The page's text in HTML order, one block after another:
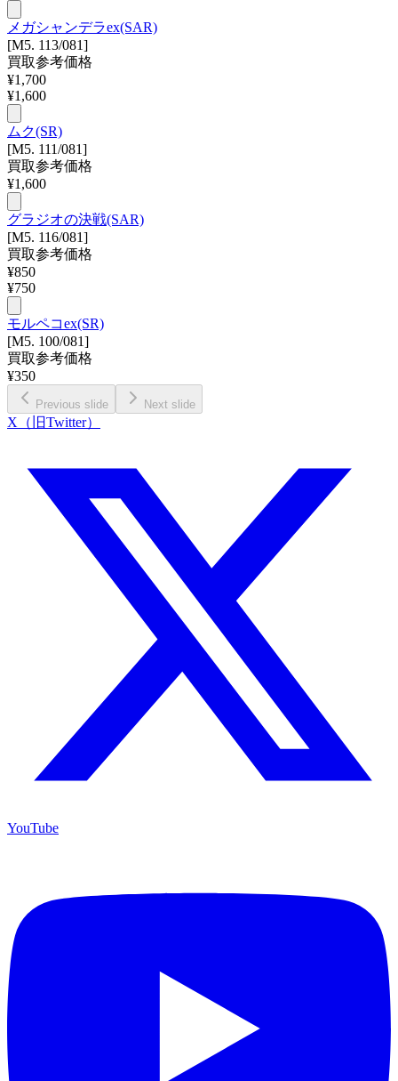
メガシャンデラex(SAR)
[M5. 113/081]
買取参考価格
¥1,700
¥1,600
ムク(SR)
[M5. 111/081]
買取参考価格
¥1,600
グラジオの決戦(SAR)
[M5. 116/081]
買取参考価格
¥850
¥750
モルペコex(SR)
[M5. 100/081]
買取参考価格
¥350
Previous slide Next slide
X（旧Twitter）
YouTube